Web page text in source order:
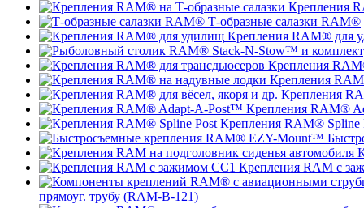
Крепления
Т-образные салазки RAM®
Крепления RAM® для
Крепления
Крепления
Крепления
Крепления RAM®
Крепления RAM® Spline
Крепления RAM с
прямоуг. трубу (RAM-B-121)